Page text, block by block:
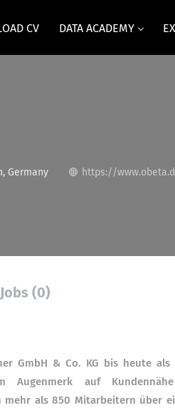
CV DATA ACADEMY
Germany https://
Jobs (0)
GmbH & Co. KG bis heute als
Augenmerk auf
mehr als 850 Mitarbeitern über